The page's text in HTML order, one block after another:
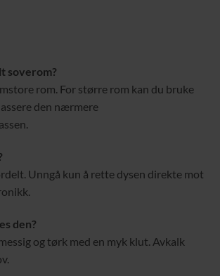
soverom?
rom. For større rom kan du bruke
den nærmere
Unngå kun å rette dysen direkte mot
den?
og tørk med en myk klut. Avkalk